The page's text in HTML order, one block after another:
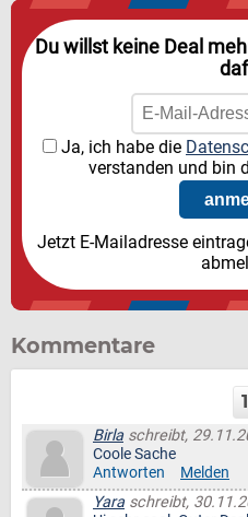
Du willst keine Deal
Ja, ich habe die
verstanden und bin
Jetzt E-Mailadresse
Kommentare
1
Birla schreibt,
Coole Sache
Antworten
Melden
Yaraschreibt,